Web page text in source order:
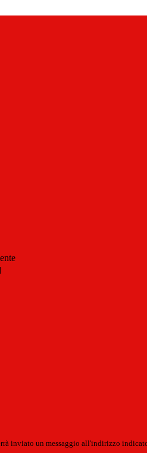
inviato un messaggio all'indirizzo